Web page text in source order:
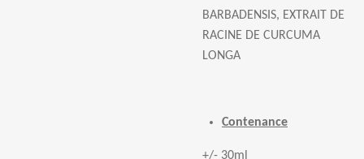
BARBADENSIS, EXTRAIT DE
RACINE DE CURCUMA
LONGA
Contenance
+/- 30ml